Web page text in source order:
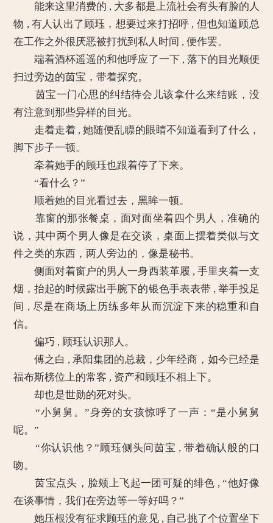
能来这里消费的 , 大多都是上流社会有头有脸的人
物 , 有人认出了顾珏，想要过来打招呼 , 但也知道顾总
在工作之外很厌恶被打扰到私人时间 , 便作罢。
端着酒杯遥遥的和他呼应了一下 , 落下的目光顺便
扫过旁边的茵宝，带着探究。
茵宝一门心思的纠结待会儿该拿什么来结账，没
有注意到那些异样的目光。
走着走着 , 她随便乱瞟的眼睛不知道看到了什么，
脚下步子一顿。
牵着她手的顾珏也跟着停了下来。
“看什么？”
顺着她的目光看过去，黑眸一顿。
靠窗的那张餐桌，面对面坐着四个男人，准确的
说，其中两个男人像是在交谈，桌面上摆着类似与文
件之类的东西，两人旁边的，像是秘书。
侧面对着窗户的男人一身西装革履 , 手里夹着一支
烟，抬起的时候露出手腕下的银色手表表带 , 举手投足
间 , 尽是在商场上历练多年从而沉淀下来的稳重和自
信。
偏巧 , 顾珏认识那人。
傅之白 , 承阳集团的总裁，少年经商，如今已经是
福布斯榜位上的常客 , 资产和顾珏不相上下。
却也是世勋的死对头。
“小舅舅。”身旁的女孩惊呼了一声：“是小舅舅
呢。”
“你认识他？”顾珏侧头问茵宝 , 带着确认般的口
吻。
茵宝点头，脸颊上飞起一团可疑的绯色 , “他好像
在谈事情，我们在旁边等一等好吗？”
她压根没有征求顾珏的意见 , 自己挑了个位置坐下